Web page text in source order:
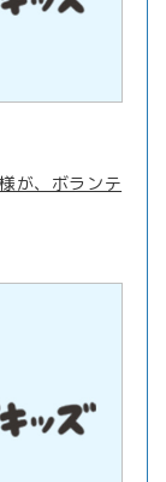
が、ボランテ